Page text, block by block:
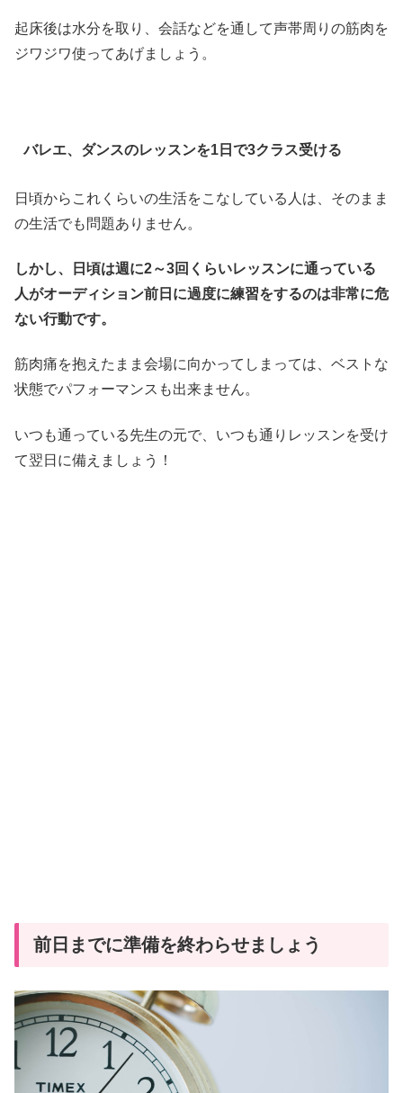
起床後は水分を取り、会話などを通して声帯周りの筋肉を
ジワジワ使ってあげましょう。
バレエ、ダンスのレッスンを1日で3クラス受ける
日頃からこれくらいの生活をこなしている人は、そのまま
の生活でも問題ありません。
しかし、日頃は週に2～3回くらいレッスンに通っている
人がオーディション前日に過度に練習をするのは非常に危
ない行動です。
筋肉痛を抱えたまま会場に向かってしまっては、ベストな
状態でパフォーマンスも出来ません。
いつも通っている先生の元で、いつも通りレッスンを受け
て翌日に備えましょう！
前日までに準備を終わらせましょう